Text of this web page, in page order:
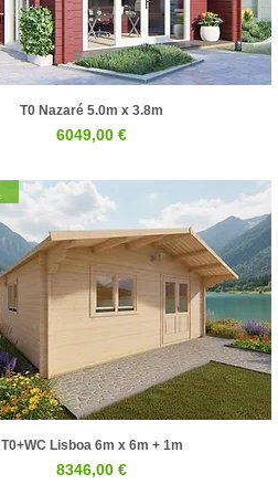
Visualização rápida
T0 Nazaré 5.0m x 3.8m
Preço
6049,00 €
Visualização rápida
T0+WC Lisboa 6m x 6m + 1m
Preço
8346,00 €